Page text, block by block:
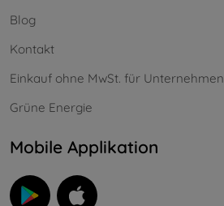
Blog
Kontakt
Einkauf ohne MwSt. für Unternehmen
Grüne Energie
Mobile Applikation